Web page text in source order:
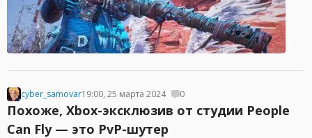
cyber_samovar19:00, 25 марта 2024 0
Похоже, Xbox-эксклюзив от студии People
Can Fly — это PvP-шутер